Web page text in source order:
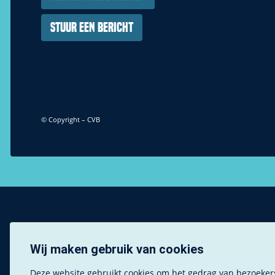
Stuur een bericht
© Copyright – CVB
Wij maken gebruik van cookies